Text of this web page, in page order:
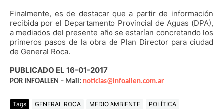
Finalmente, es de destacar que a partir de información
recibida por el Departamento Provincial de Aguas (DPA),
a mediados del presente año se estarían concretando los
primeros pasos de la obra de Plan Director para ciudad
de General Roca.
PUBLICADO EL 16-01-2017
POR INFOALLEN – Mail: noticias@infoallen.com.ar
Tags GENERAL ROCA MEDIO AMBIENTE
POLÍTICA